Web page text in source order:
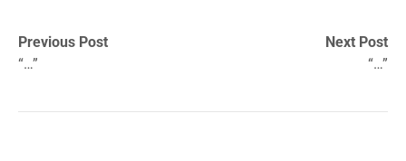
Previous Post
“…”
Next Post
“…”